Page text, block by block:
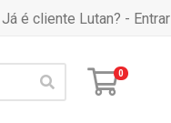
Já é cliente Lutan? - Entrar
0